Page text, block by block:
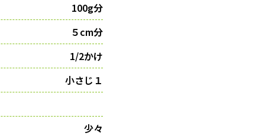
100g分
５cm分
1/2かけ
小さじ１
少々